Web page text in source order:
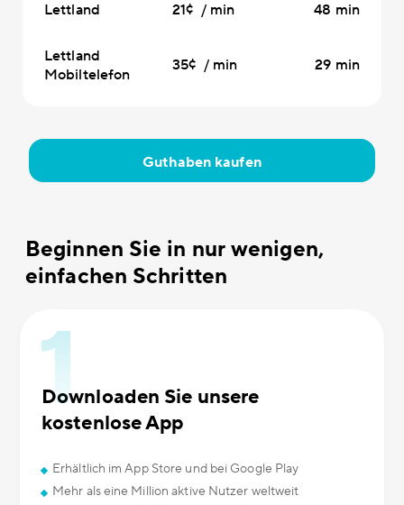
Lettland 21¢ / min 48 min
Lettland
Mobiltelefon
35¢ / min 29 min
Guthaben kaufen
Beginnen Sie in nur wenigen,
einfachen Schritten
Downloaden Sie unsere
kostenlose App
Erhältlich im App Store und bei Google Play
Mehr als eine Million aktive Nutzer weltweit